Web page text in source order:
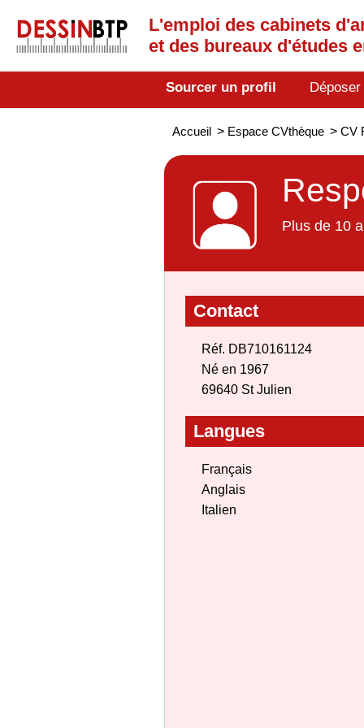
L'emploi des cabinets
et des bureaux d'études
Sourcer un profil
Accueil > Espace CVthèque > CV
Plus de 10
Contact
Réf. DB710161124
Né en 1967
69640 St Julien
Langues
Français
Anglais
Italien